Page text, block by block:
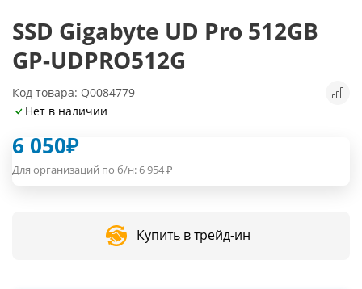
SSD Gigabyte UD Pro 512GB
GP-UDPRO512G
Код товара: Q0084779
Нет в наличии
6 050₽
Для организаций по б/н:6 954₽
Купить в трейд-ин